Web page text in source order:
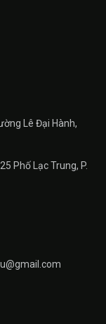
Lê Đại Hành,
Phố Lạc Trung, P.